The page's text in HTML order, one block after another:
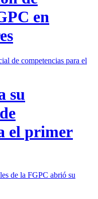
en
su
el primer